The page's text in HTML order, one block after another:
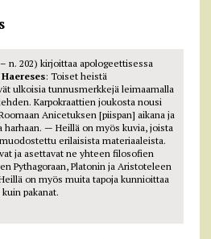
n. 202) kirjoittaa apologeettisessa
: Toiset heistä
ulkoisia tunnusmerkkejä leimaamalla
Karpokraattien joukosta nousi
Anicetuksen [piispan] aikana ja
harhaan. — Heillä on myös kuvia, joista
erilaisista materiaaleista.
ja asettavat ne yhteen filosofien
Pythagoraan, Platonin ja Aristoteleen
on myös muita tapoja kunnioittaa
pakanat.